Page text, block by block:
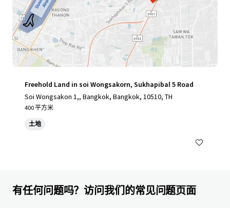
Freehold Land in soi Wongsakorn, Sukhapibal 5 Road
Soi Wongsakon 1,, Bangkok, Bangkok, 10510, TH
400 平方米
土地
有任何问题吗？访问我们的常见问题页面